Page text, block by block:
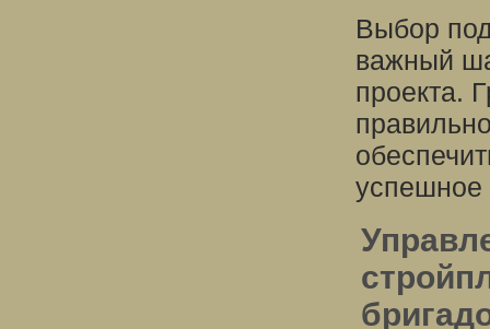
Выбор
важный
проекта.
успешное